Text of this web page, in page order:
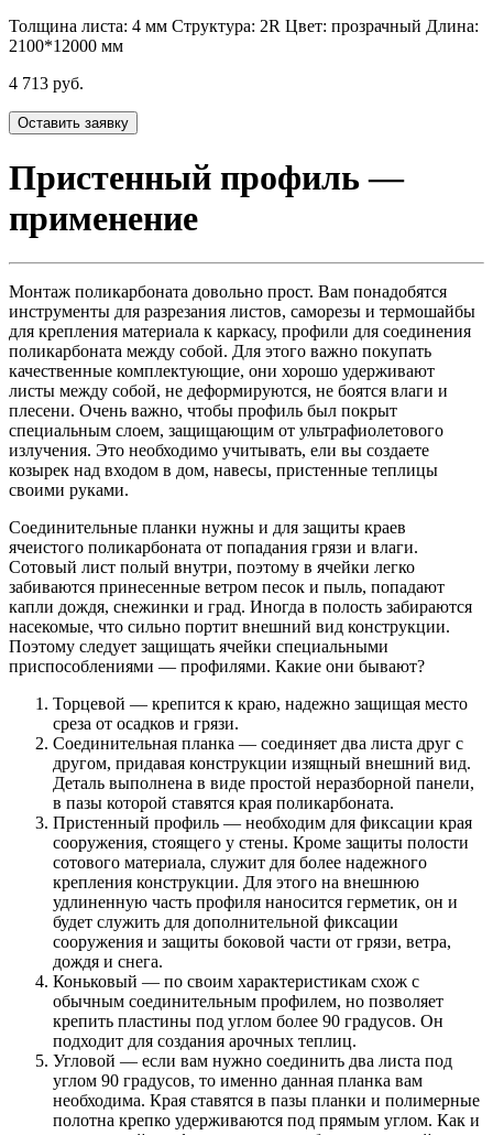
Толщина листа: 4 мм Структура: 2R Цвет: прозрачный Длина:
2100*12000 мм
4 713 руб.
Оставить заявку
Пристенный профиль —
применение
Монтаж поликарбоната довольно прост. Вам понадобятся
инструменты для разрезания листов, саморезы и термошайбы
для крепления материала к каркасу, профили для соединения
поликарбоната между собой. Для этого важно покупать
качественные комплектующие, они хорошо удерживают
листы между собой, не деформируются, не боятся влаги и
плесени. Очень важно, чтобы профиль был покрыт
специальным слоем, защищающим от ультрафиолетового
излучения. Это необходимо учитывать, ели вы создаете
козырек над входом в дом, навесы, пристенные теплицы
своими руками.
Соединительные планки нужны и для защиты краев
ячеистого поликарбоната от попадания грязи и влаги.
Сотовый лист полый внутри, поэтому в ячейки легко
забиваются принесенные ветром песок и пыль, попадают
капли дождя, снежинки и град. Иногда в полость забираются
насекомые, что сильно портит внешний вид конструкции.
Поэтому следует защищать ячейки специальными
приспособлениями — профилями. Какие они бывают?
Торцевой — крепится к краю, надежно защищая место
среза от осадков и грязи.
Соединительная планка — соединяет два листа друг с
другом, придавая конструкции изящный внешний вид.
Деталь выполнена в виде простой неразборной панели,
в пазы которой ставятся края поликарбоната.
Пристенный профиль — необходим для фиксации края
сооружения, стоящего у стены. Кроме защиты полости
сотового материала, служит для более надежного
крепления конструкции. Для этого на внешнюю
удлиненную часть профиля наносится герметик, он и
будет служить для дополнительной фиксации
сооружения и защиты боковой части от грязи, ветра,
дождя и снега.
Коньковый — по своим характеристикам схож с
обычным соединительным профилем, но позволяет
крепить пластины под углом более 90 градусов. Он
подходит для создания арочных теплиц.
Угловой — если вам нужно соединить два листа под
углом 90 градусов, то именно данная планка вам
необходима. Края ставятся в пазы планки и полимерные
полотна крепко удерживаются под прямым углом. Как и